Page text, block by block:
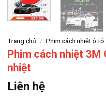
Trang chủ / Phim cách nhiệt ô tô
Phim cách nhiệt 3M
nhiệt
Liên hệ